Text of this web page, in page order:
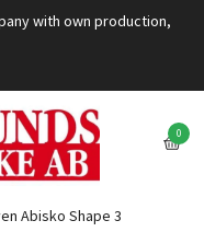
with own production,
0
Abisko Shape 3